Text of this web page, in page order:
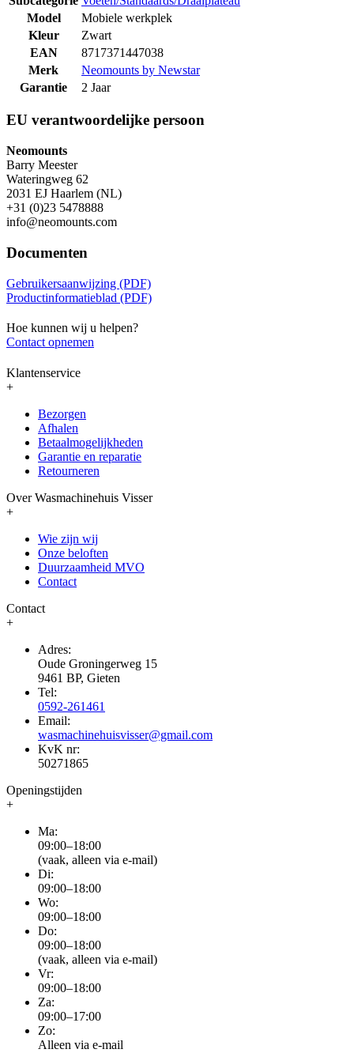
Model
Mobiele werkplek
Kleur
Zwart
EAN
8717371447038
Merk
Neomounts by Newstar
Garantie
2 Jaar
EU verantwoordelijke persoon
Neomounts
Barry Meester
Wateringweg 62
2031 EJ Haarlem (NL)
+31 (0)23 5478888
info@neomounts.com
Documenten
Gebruikersaanwijzing (PDF)
Productinformatieblad (PDF)
Hoe kunnen wij u helpen?
Contact opnemen
Klantenservice
+
Bezorgen
Afhalen
Betaalmogelijkheden
Garantie en reparatie
Retourneren
Over Wasmachinehuis Visser
+
Wie zijn wij
Onze beloften
Duurzaamheid MVO
Contact
Contact
+
Adres:
Oude Groningerweg 15
9461 BP, Gieten
Tel:
0592-261461
Email:
wasmachinehuisvisser@gmail.com
KvK nr:
50271865
Openingstijden
+
Ma:
09:00–18:00
(vaak, alleen via e-mail)
Di:
09:00–18:00
Wo:
09:00–18:00
Do:
09:00–18:00
(vaak, alleen via e-mail)
Vr:
09:00–18:00
Za:
09:00–17:00
Zo:
Alleen via e-mail